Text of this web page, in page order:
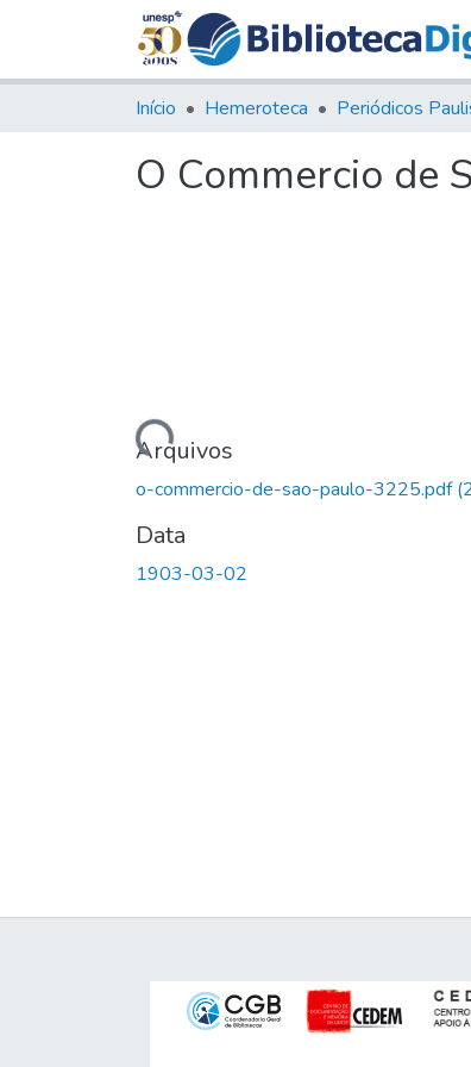
Início Hemeroteca Periódicos
O Commercio de
Carregando...Arquivos
o-commercio-de-sao-paulo-3225.pdf
Data
1903-03-02